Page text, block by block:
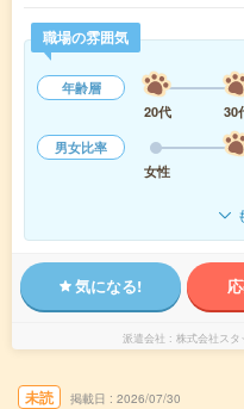
職場の雰囲気
年齢層
20代
30
男女比率
女性
気になる!
派遣会社 株式会社ス
未読 掲載日 2026/07/30